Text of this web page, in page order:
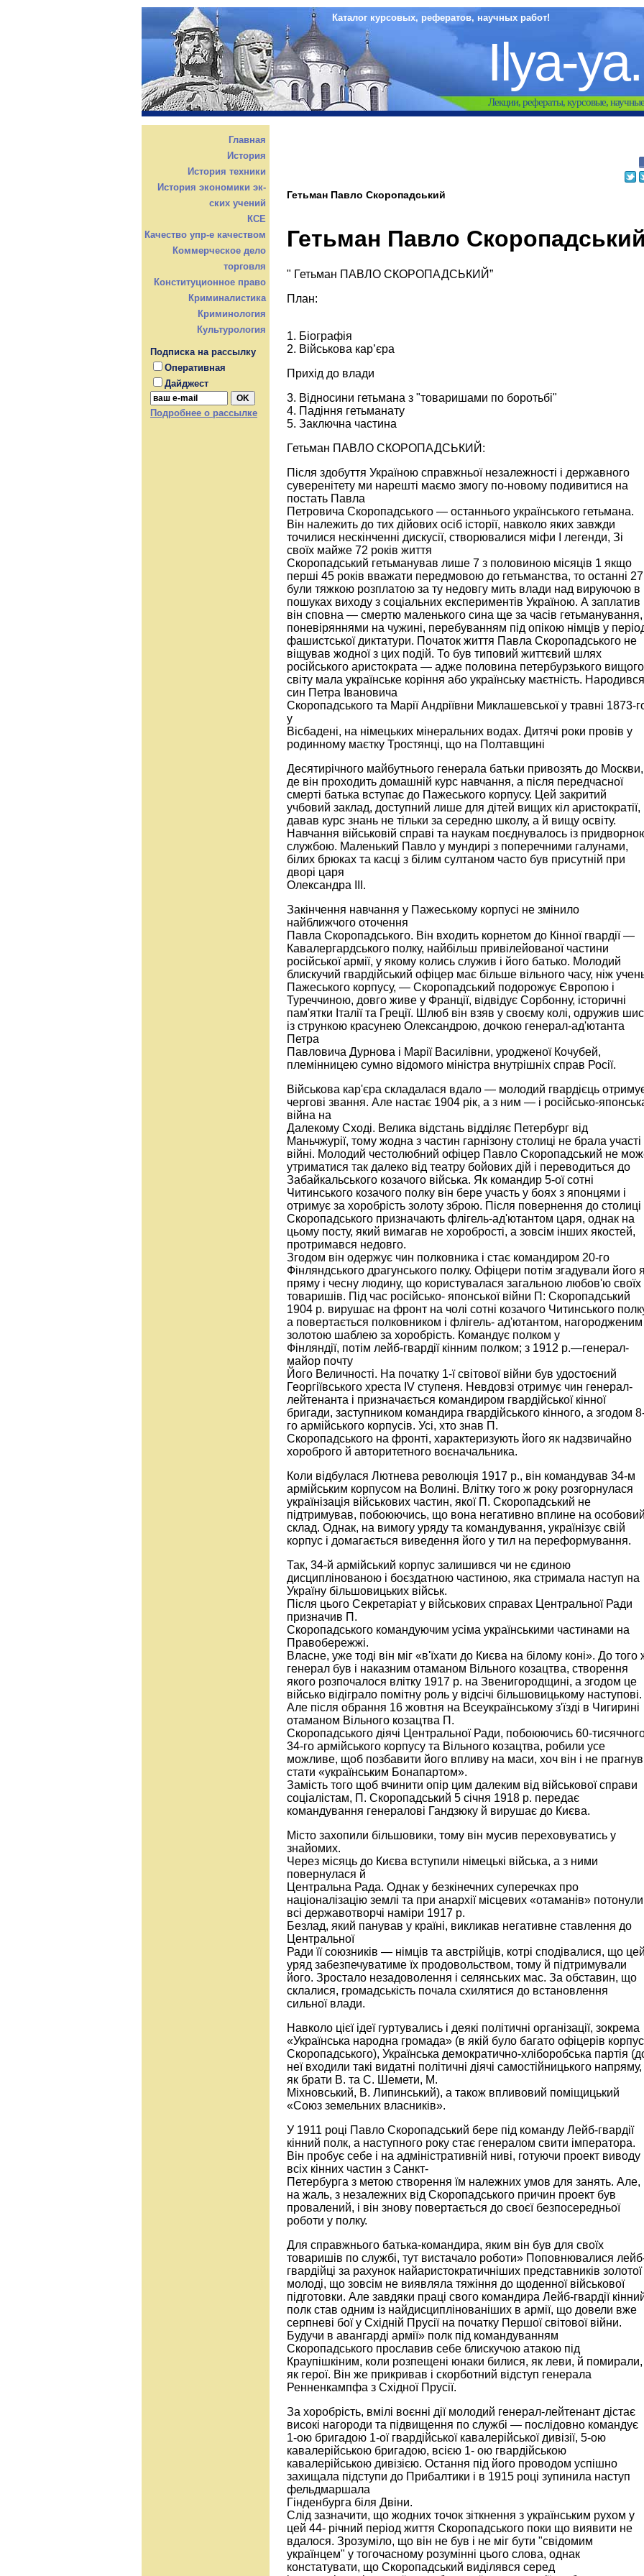
Каталог курсовых, рефератов, научных работ!
Ilya-
Лекции, рефераты, курсовые,
Главная
История
История техники
История экономики эк-
ских учений
КСЕ
Качество упр-е качеством
Коммерческое дело
торговля
Конституционное право
Криминалистика
Криминология
Культурология
Подписка на рассылку
Оперативная
Дайджест
Подробнее о рассылке
Гетьман Павло Скоропадський
Гетьман Павло
" Гетьман ПАВЛО СКОРОПАДСЬКИЙ”
План:
1. Біографія
2. Військова кар’єра
Прихід до влади
3. Відносини гетьмана з "товаришами по боротьбі"
4. Падіння гетьманату
5. Заключна частина
Гетьман ПАВЛО СКОРОПАДСЬКИЙ:
Після здобуття Україною справжньої незалежності і державного
суверенітету ми нарешті маємо змогу по-новому подивитися на
постать Павла
Петровича Скоропадського — останнього українського гетьмана.
Він належить до тих дійових осіб історії, навколо яких завжди
точилися нескінченні дискусії, створювалися міфи І легенди, Зі
своїх майже 72 років життя
Скоропадський гетьманував лише 7 з половиною місяців 1 якщо
перші 45 років вважати передмовою до гетьманства, то останні 27
були тяжкою розплатою за ту недовгу мить влади над вируючою в
пошуках виходу з соціальних експериментів Україною. А заплатив
він сповна — смертю маленького сина ще за часів гетьманування,
поневіряннями на чужині, перебуванням під опікою німців у
фашистської диктатури. Початок життя Павла Скоропадського не
віщував жодної з цих подій. То був типовий життєвий шлях
російського аристократа — адже половина петербурзького вищого
світу мала українське коріння або українську маєтність. Народився
син Петра Івановича
Скоропадського та Марії Андріївни Миклашевської у травні 1873-
у
Вісбадені, на німецьких мінеральних водах. Дитячі роки провів у
родинному маєтку Тростянці, що на Полтавщині
Десятирічного майбутнього генерала батьки привозять до Москви,
де він проходить домашній курс навчання, а після передчасної
смерті батька вступає до Пажеського корпусу. Цей закритий
учбовий заклад, доступний лише для дітей вищих кіл аристократії,
давав курс знань не тільки за середню школу, а й вищу освіту.
Навчання військовій справі та наукам поєднувалось із
службою. Маленький Павло у мундирі з поперечними галунами,
білих брюках та касці з білим султаном часто був присутній при
дворі царя
Олександра III.
Закінчення навчання у Пажеському корпусі не змінило
найближчого оточення
Павла Скоропадського. Він входить корнетом до Кінної гвардії —
Кавалергардського полку, найбільш привілейованої частини
російської армії, у якому колись служив і його батько. Молодий
блискучий гвардійський офіцер має більше вільного часу, ніж
Пажеського корпусу, — Скоропадський подорожує Європою і
Туреччиною, довго живе у Франції, відвідує Сорбонну, історичні
пам'ятки Італії та Греції. Шлюб він взяв у своєму колі, одружив
із стрункою красунею Олександрою, дочкою генерал-ад'ютанта
Петра
Павловича Дурнова і Марії Василівни, уродженої Кочубей,
племінницею сумно відомого міністра внутрішніх справ Росії.
Військова кар'єра складалася вдало — молодий гвардієць
чергові звання. Але настає 1904 рік, а з ним — і російсько-
війна на
Далекому Сході. Велика відстань відділяє Петербург від
Маньчжурії, тому жодна з частин гарнізону столиці не брала участі
війні. Молодий честолюбний офіцер Павло Скоропадський не
утриматися так далеко від театру бойових дій і переводиться до
Забайкальського козачого війська. Як командир 5-ої сотні
Читинського козачого полку він бере участь у боях з японцями і
отримує за хоробрість золоту зброю. Після повернення до столиці
Скоропадського призначають флігель-ад'ютантом царя, однак на
цьому посту, який вимагав не хоробрості, а зовсім інших якостей,
протримався недовго.
Згодом він одержує чин полковника і стає командиром 20-го
Фінляндського драгунського полку. Офіцери потім згадували його
пряму і чесну людину, що користувалася загальною любов'ю своїх
товаришів. Під час російсько- японської війни П: Скоропадський
1904 р. вирушає на фронт на чолі сотні козачого Читинського
а повертається полковником і флігель- ад'ютантом, нагородженим
золотою шаблею за хоробрість. Командує полком у
Фінляндії, потім лейб-гвардії кінним полком; з 1912 р.—генерал-
майор почту
Його Величності. На початку 1-ї світової війни був удостоєний
Георгіївського хреста IV ступеня. Невдовзі отримує чин генерал-
лейтенанта і призначається командиром гвардійської кінної
бригади, заступником командира гвардійського кінного, а згодом
го армійського корпусів. Усі, хто знав П.
Скоропадського на фронті, характеризують його як надзвичайно
хороброго й авторитетного воєначальника.
Коли відбулася Лютнева революція 1917 р., він командував 34-м
армійським корпусом на Волині. Влітку того ж року розгорнулася
українізація військових частин, якої П. Скоропадський не
підтримував, побоюючись, що вона негативно вплине на
склад. Однак, на вимогу уряду та командування, українізує свій
корпус і домагається виведення його у тил на переформування.
Так, 34-й армійський корпус залишився чи не єдиною
дисциплінованою і боєздатною частиною, яка стримала наступ на
Україну більшовицьких військ.
Після цього Секретаріат у військових справах Центральної Ради
призначив П.
Скоропадського командуючим усіма українськими частинами на
Правобережжі.
Власне, уже тоді він міг «в'їхати до Києва на білому коні». До того
генерал був і наказним отаманом Вільного козацтва, створення
якого розпочалося влітку 1917 р. на Звенигородщині, а згодом це
військо відіграло помітну роль у відсічі більшовицькому наступові.
Але після обрання 16 жовтня на Всеукраїнському з'їзді в Чигирині
отаманом Вільного козацтва П.
Скоропадського діячі Центральної Ради, побоюючись 60-
34-го армійського корпусу та Вільного козацтва, робили усе
можливе, щоб позбавити його впливу на маси, хоч він і не прагнув
стати «українським Бонапартом».
Замість того щоб вчинити опір цим далеким від військової справи
соціалістам, П. Скоропадський 5 січня 1918 р. передає
командування генералові Гандзюку й вирушає до Києва.
Місто захопили більшовики, тому він мусив переховуватись у
знайомих.
Через місяць до Києва вступили німецькі війська, а з ними
повернулася й
Центральна Рада. Однак у безкінечних суперечках про
націоналізацію землі та при анархії місцевих «отаманів» потонули
всі державотворчі наміри 1917 р.
Безлад, який панував у країні, викликав негативне ставлення до
Центральної
Ради її союзників — німців та австрійців, котрі сподівалися, що
уряд забезпечуватиме їх продовольством, тому й підтримували
його. Зростало незадоволення і селянських мас. За обставин, що
склалися, громадськість почала схилятися до встановлення
сильної влади.
Навколо цієї ідеї гуртувались і деякі політичні організації, зокрема
«Українська народна громада» (в якій було багато офіцерів
Скоропадського), Українська демократично-хліборобська партія
неї входили такі видатні політичні діячі самостійницького напряму,
як брати В. та С. Шемети, М.
Міхновський, В. Липинський), а також впливовий поміщицький
«Союз земельних власників».
У 1911 році Павло Скоропадський бере під команду Лейб-гвардії
кінний полк, а наступного року стає генералом свити імператора.
Він пробує себе і на адміністративній ниві, готуючи проект виводу
всіх кінних частин з Санкт-
Петербурга з метою створення їм належних умов для занять. Але,
на жаль, з незалежних від Скоропадського причин проект був
провалений, і він знову повертається до своєї безпосередньої
роботи у полку.
Для справжнього батька-командира, яким він був для своїх
товаришів по службі, тут вистачало роботи» Поповнювалися
гвардійці за рахунок найаристократичніших представників золотої
молоді, що зовсім не виявляла тяжіння до щоденної військової
підготовки. Але завдяки праці свого командира Лейб-гвардії
полк став одним із найдисциплінованіших в армії, що довели вже
серпневі бої у Східній Прусії на початку Першої світової війни.
Будучи в авангарді армії» полк під командуванням
Скоропадського прославив себе блискучою атакою під
Краупішкіним, коли розпещені юнаки билися, як леви, й помирали,
як герої. Він же прикривав і скорботний відступ генерала
Ренненкампфа з Східної Прусії.
За хоробрість, вмілі воєнні дії молодий генерал-лейтенант дістає
високі нагороди та підвищення по службі — послідовно командує
1-ою бригадою 1-ої гвардійської кавалерійської дивізії, 5-ою
кавалерійською бригадою, всією 1- ою гвардійською
кавалерійською дивізією. Остання під його проводом успішно
захищала підступи до Прибалтики і в 1915 році зупинила наступ
фельдмаршала
Гінденбурга біля Двіни.
Слід зазначити, що жодних точок зіткнення з українським рухом у
цей 44- річний період життя Скоропадського поки що виявити не
вдалося. Зрозуміло, що він не був і не міг бути "свідомим
українцем" у тогочасному розумінні цього слова, однак
констатувати, що Скоропадський виділявся серед